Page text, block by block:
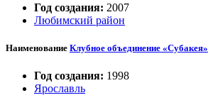
Год создания: 2007
Любимский район
Наименование Клубное объединение «Субакея»
Год создания: 1998
Ярославль